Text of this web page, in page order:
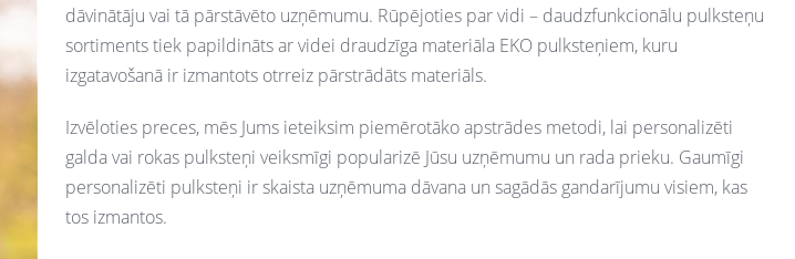
dāvinātāju vai tā pārstāvēto uzņēmumu. Rūpējoties par vidi – daudzfunkcionālu pulksteņu
sortiments tiek papildināts ar videi draudzīga materiāla EKO pulksteņiem, kuru
izgatavošanā ir izmantots otrreiz pārstrādāts materiāls.
Izvēloties preces, mēs Jums ieteiksim piemērotāko apstrādes metodi, lai personalizēti
galda vai rokas pulksteņi veiksmīgi popularizē Jūsu uzņēmumu un rada prieku. Gaumīgi
personalizēti pulksteņi ir skaista uzņēmuma dāvana un sagādās gandarījumu visiem, kas
tos izmantos.